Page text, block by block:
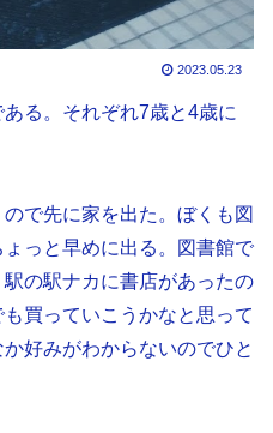
2023.05.23
る。それぞれ7歳と4歳に
で先に家を出た。ぼくも図
っと早めに出る。図書館で
の駅ナカに書店があったの
買っていこうかなと思って
好みがわからないのでひと